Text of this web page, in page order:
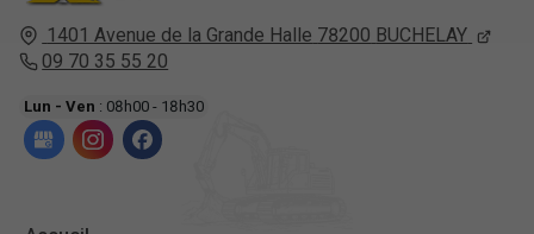
1401 Avenue de la Grande Halle 78200 BUCHELAY
09 70 35 55 20
Lun - Ven : 08h00 - 18h30